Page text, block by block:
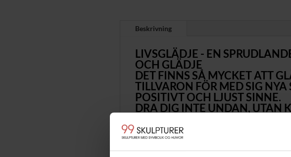
Beskrivning
LIVSGLÄDJE - EN
OCH GLÄDJE
DET FINNS SÅ MYCKET ATT
TILLVARON FÖR MED SIG
POSITIVT OCH LJUST SINNE.
DRA DIG INTE UNDAN, UTAN
HÖJD CA 34 CM. VIKT CA 2,0